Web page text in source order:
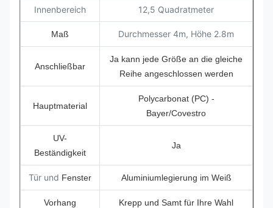
Innenbereich 12,5 Quadratmeter
Maß Durchmesser 4m, Höhe 2.8m
Anschließbar
Ja kann jede Größe an die gleiche
Reihe angeschlossen werden
Hauptmaterial
Polycarbonat (PC) -
Bayer/Covestro
UV-
Beständigkeit
Ja
Tür und Fenster Aluminiumlegierung im Weiß
Vorhang Krepp und Samt für Ihre Wahl